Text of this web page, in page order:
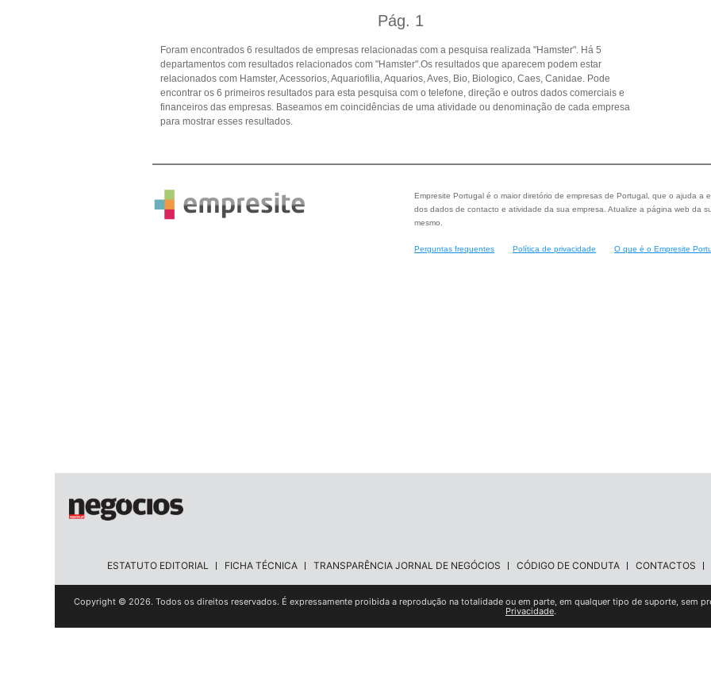
Pág. 1
Foram encontrados 6 resultados de empresas relacionadas com a pesquisa realizada "Hamster". Há 5
departamentos com resultados relacionados com "Hamster".Os resultados que aparecem podem estar
relacionados com Hamster, Acessorios, Aquariofilia, Aquarios, Aves, Bio, Biologico, Caes, Canidae. Pode
encontrar os 6 primeiros resultados para esta pesquisa com o telefone, direção e outros dados comerciais e
financeiros das empresas. Baseamos em coincidências de uma atividade ou denominação de cada empresa
para mostrar esses resultados.
Empresite Portugal é o maior diretório de empresas de Portugal, que o ajuda a
dos dados de contacto e atividade da sua empresa. Atualize a página web da
mesmo.
Perguntas frequentes Política de privacidade O que é o Empresite